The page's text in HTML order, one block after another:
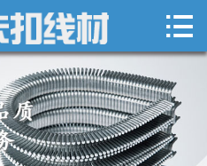
 网站首页
关于我们
新闻中心
产品展示
